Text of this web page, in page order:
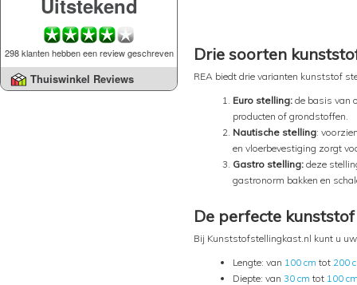
Uitstekend
298 klanten hebben een review geschreven
Thuiswinkel Reviews
Drie soorten
REA biedt drie varianten kunststof
Euro stelling: de basis van
producten of grondstoffen.
Nautische stelling:
en vloerbevestiging zorgt
Gastro stelling: deze
gastronorm bakken en
De perfecte
Bij Kunststofstellingkast.nl kunt u
Lengte: van 100 cm tot 200
Diepte: van 30 cm tot 100